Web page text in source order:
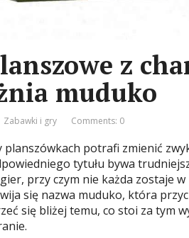
z
muduko
Zabawki i gry Comments: 0
planszówkach potrafi zmienić
tytułu bywa
przy czym nie każda zostaje
się nazwa muduko, która
się bliżej temu, co stoi za tym